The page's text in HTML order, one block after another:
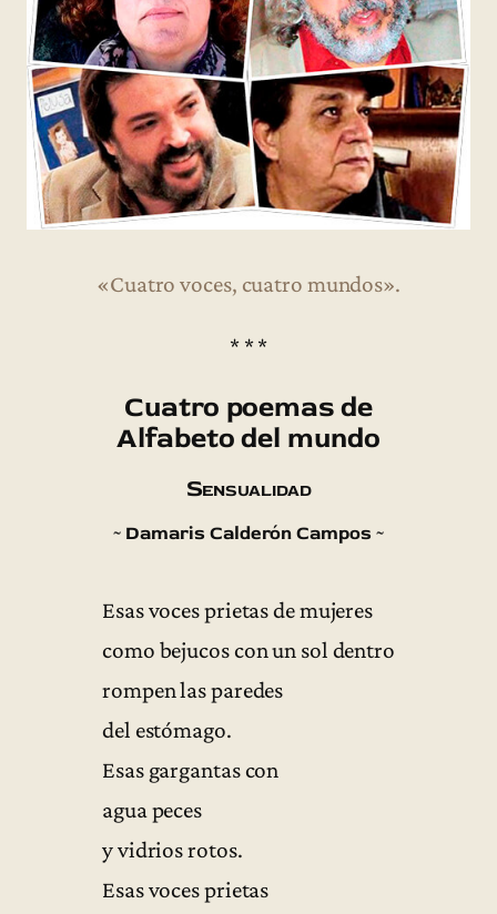
«Cuatro voces, cuatro mundos».
* * *
Cuatro poemas de
Alfabeto del mundo
Sensualidad
~ Damaris Calderón Campos ~
Esas voces prietas de mujeres
como bejucos con un sol dentro
rompen las paredes
del estómago.
Esas gargantas con
agua peces
y vidrios rotos.
Esas voces prietas